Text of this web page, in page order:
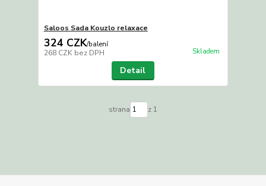
Saloos Sada Kouzlo relaxace
324 CZK/balení
268 CZK bez DPH Skladem
Detail
strana z 1